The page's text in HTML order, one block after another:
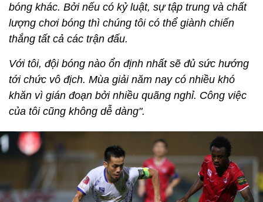
bóng khác. Bởi nếu có kỷ luật, sự tập trung và chất
lượng chơi bóng thì chúng tôi có thể giành chiến
thắng tất cả các trận đấu.
Với tôi, đội bóng nào ổn định nhất sẽ đủ sức hướng
tới chức vô địch. Mùa giải năm nay có nhiều khó
khăn vì gián đoạn bởi nhiều quãng nghỉ. Công việc
của tôi cũng không dễ dàng".